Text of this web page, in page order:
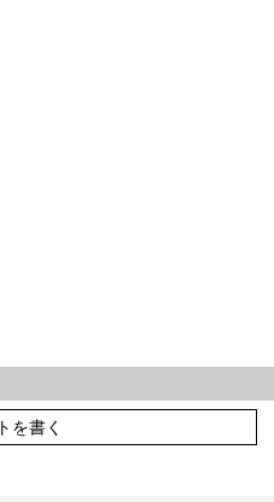
ズが出ない場合がございま
とさせていただきます。
を書く